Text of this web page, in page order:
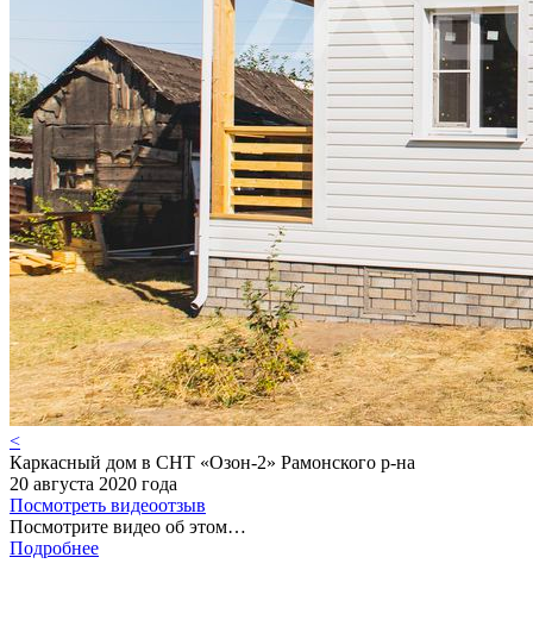
<
Каркасный дом в СНТ «Озон-2» Рамонского р-на
20 августа 2020 года
Посмотреть видеоотзыв
Посмотрите видео об этом…
Подробнее